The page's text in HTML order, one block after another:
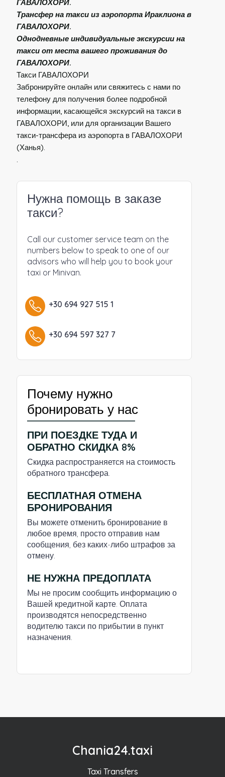
ГАВАЛОХОРИ.
Трансфер на такси из аэропорта Ираклиона в
ГАВАЛОХОРИ.
Однодневные индивидуальные экскурсии на
такси от места вашего проживания до
ГАВАЛОХОРИ.
Такси ГАВАЛОХОРИ
Забронируйте онлайн или свяжитесь с нами по
телефону для получения более подробной
информации, касающейся экскурсий на такси в
ГАВАЛОХОРИ, или для организации Вашего
такси-трансфера из аэропорта в ГАВАЛОХОРИ
(Ханья).
.
Нужна помощь в заказе
такси?
Call our customer service team on the
numbers below to speak to one of our
advisors who will help you to book your
taxi or Minivan.
+30 694 927 515 1
+30 694 597 327 7
Почему нужно
бронировать у нас
ПРИ ПОЕЗДКЕ ТУДА И
ОБРАТНО СКИДКА 8%
Скидка распространяется на стоимость
обратного трансфера.
БЕСПЛАТНАЯ ОТМЕНА
БРОНИРОВАНИЯ
Вы можете отменить бронирование в
любое время, просто отправив нам
сообщения, без каких-либо штрафов за
отмену.
НЕ НУЖНА ПРЕДОПЛАТА
Мы не просим сообщить информацию о
Вашей кредитной карте. Оплата
производятся непосредственно
водителю такси по прибытии в пункт
назначения.
Chania24.taxi
Taxi Transfers